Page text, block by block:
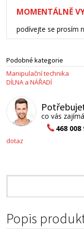
MOMENTÁLNĚ
podívejte se prosím
Podobné kategorie
Manipulační technika
DÍLNA a NÁŘADÍ
co vás zajímá
468 008
dotaz
Popis